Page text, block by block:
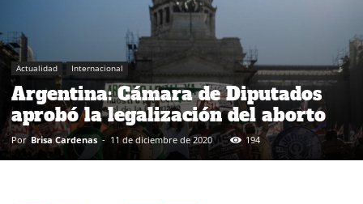
Actualidad Internacional
Argentina: Cámara de Diputados
aprobó la legalización del aborto
Por Brisa Cardenas - 11 de diciembre de 2020 194